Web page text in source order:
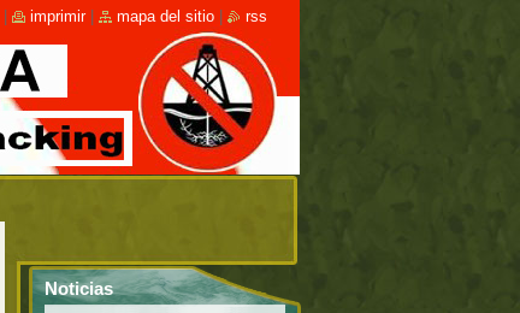
Noticias
imprimir mapa del sitio rss